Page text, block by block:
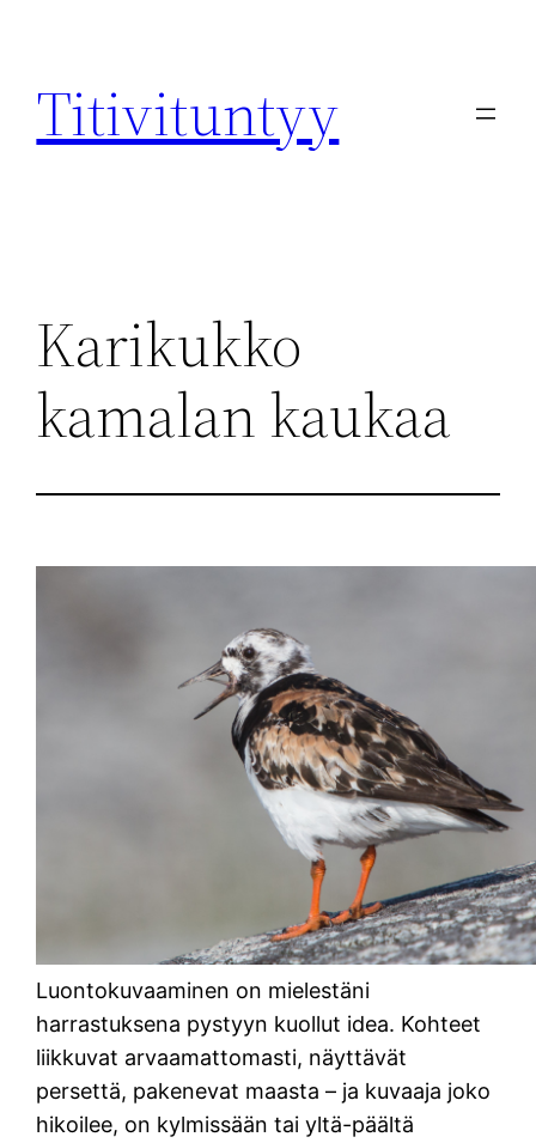
content
Titivituntyy
Karikukko
kamalan kaukaa
Luontokuvaaminen on mielestäni
harrastuksena pystyyn kuollut idea. Kohteet
liikkuvat arvaamattomasti, näyttävät
persettä, pakenevat maasta – ja kuvaaja joko
hikoilee, on kylmissään tai yltä-päältä